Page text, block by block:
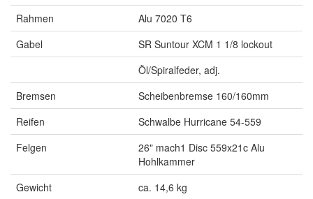
Rahmen
Alu 7020 T6
Gabel
SR Suntour XCM 1 1/8 lockout
Öl/Spiralfeder, adj.
Bremsen
Scheibenbremse 160/160mm
Reifen
Schwalbe Hurricane 54-559
Felgen
26" mach1 Disc 559x21c Alu
Hohlkammer
Gewicht
ca. 14,6 kg